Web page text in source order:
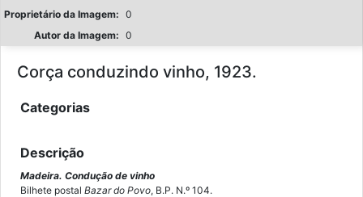
Proprietário da Imagem: 0
Autor da Imagem: 0
Corça conduzindo vinho, 1923.
Categorias
Descrição
Madeira. Condução de vinho
Bilhete postal Bazar do Povo, B.P. N.º 104.